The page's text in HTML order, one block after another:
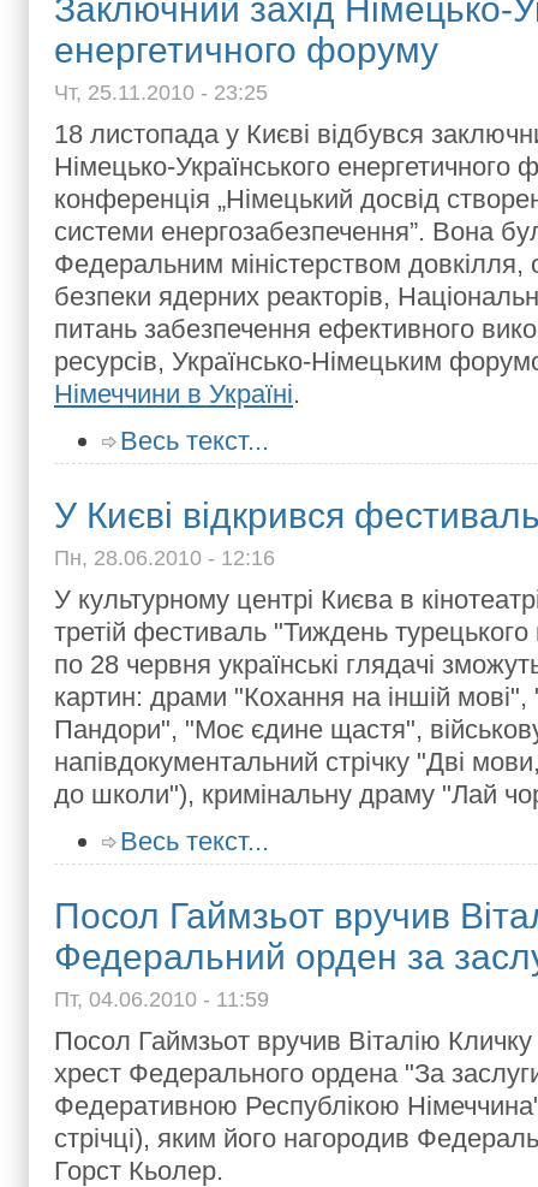
Заключний захід Німецько-
енергетичного форуму
Чт, 25.11.2010 - 23:25
18 листопада у Києві відбувся
Німецько-Українського енергетичного
конференція „Німецький досвід
системи енергозабезпечення”. Вона
Федеральним міністерством довкілля,
безпеки ядерних реакторів,
питань забезпечення ефективного
ресурсів, Українсько-Німецьким
Німеччини в Україні.
Весь текст...
У Києві відкрився
Пн, 28.06.2010 - 12:16
У культурному центрі Києва в
третій фестиваль "Тиждень турецького
по 28 червня українські глядачі
картин: драми "Кохання на іншій мові",
Пандори", "Моє єдине щастя",
напівдокументальний стрічку "Дві
до школи"), кримінальну драму "Лай
Весь текст...
Посол Гаймзьот вручив
Федеральний орден за
Пт, 04.06.2010 - 11:59
Посол Гаймзьот вручив Віталію
хрест Федерального ордена "За
Федеративною Республікою
стрічці), яким його нагородив
Горст Кьолер.